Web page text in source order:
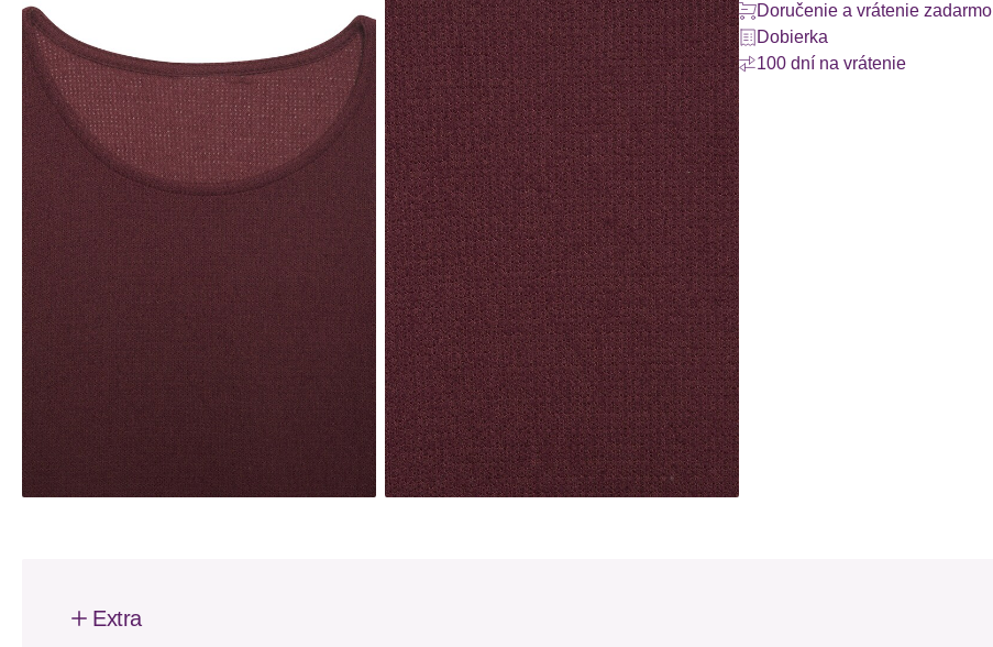
Doručenie a vrátenie zadarmo
Dobierka
100 dní na vrátenie
Extra